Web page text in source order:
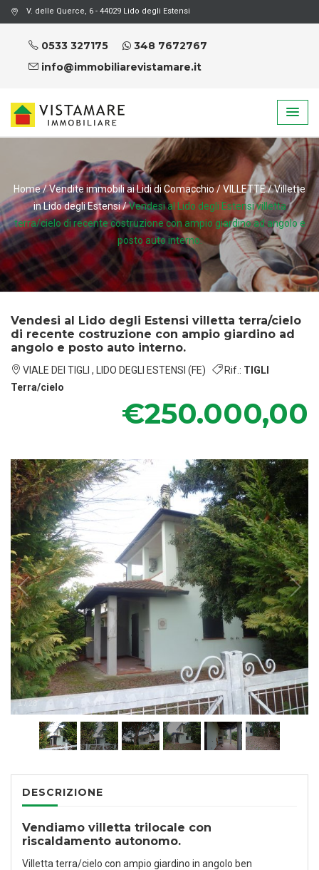
V. delle Querce, 6 - 44029 Lido degli Estensi
0533 327175
348 7672767
info@immobiliarevistamare.it
Home/Vendite immobili ai Lidi di Comacchio/VILLETTE/Villette
in Lido degli Estensi/Vendesi al Lido degli Estensi villetta
terra/cielo di recente costruzione con ampio giardino ad angolo e
posto auto interno.
Vendesi al Lido degli Estensi villetta terra/cielo
di recente costruzione con ampio giardino ad
angolo e posto auto interno.
VIALE DEI TIGLI , LIDO DEGLI ESTENSI (FE) Rif.: TIGLI
Terra/cielo
€250.000,00
1 28
DESCRIZIONE
Vendiamo villetta trilocale con
riscaldamento autonomo.
Villetta terra/cielo con ampio giardino in angolo ben